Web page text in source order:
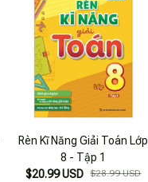
Rèn Kĩ Năng Giải Toán Lớp
8 - Tập 1
$20.99 USD
$28.99 USD